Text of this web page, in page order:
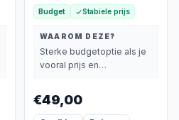
Budget Stabiele prijs
WAAROM DEZE?
Sterke budgetoptie als je
vooral prijs en
€49,00